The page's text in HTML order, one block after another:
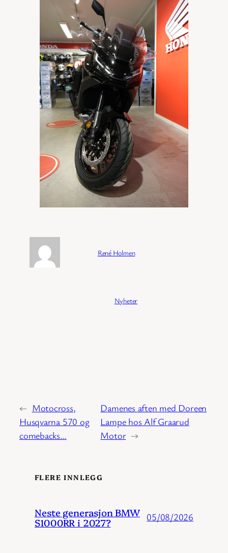
René Holmen
Nyheter
← Motocross,
Husqvarna 570 og
comebacks…
Damenes aften med Doreen
Lampe hos Alf Graarud
Motor →
FLERE INNLEGG
Neste generasjon BMW
S1000RR i 2027? 05/08/2026